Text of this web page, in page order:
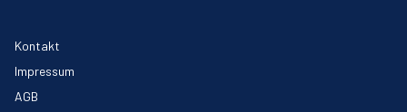
Kontakt
Impressum
AGB